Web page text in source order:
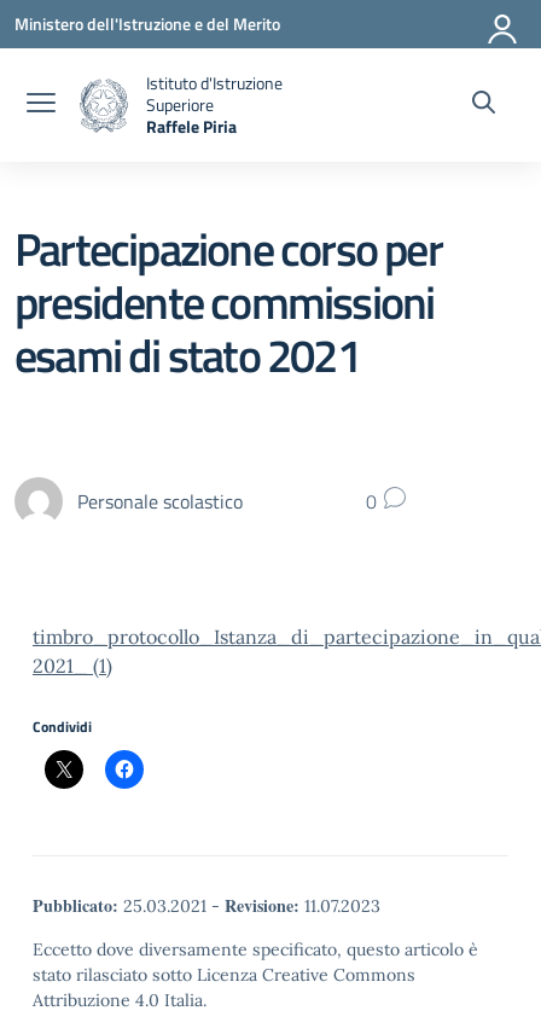
Vai ai contenuti
Vai al menu di navigazione
Vai al footer
Ministero dell'Istruzione e del Merito
Istituto d'Istruzione
Superiore
Raffele Piria
Partecipazione corso per
presidente commissioni
esami di stato 2021
Personale scolastico 0
2021_ (1)
Condividi
Pubblicato: 25.03.2021 - Revisione: 11.07.2023
Eccetto dove diversamente specificato, questo articolo è
stato rilasciato sotto Licenza Creative Commons
Attribuzione 4.0 Italia.